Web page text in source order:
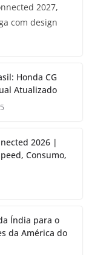
2027,
com design
Honda CG
Atualizado
2026 |
Consumo,
Índia para o
da América do